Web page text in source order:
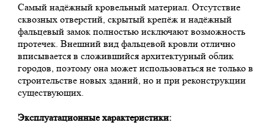
Самый надёжный кровельный материал. Отсутствие
сквозных отверстий, скрытый крепёж и надёжный
фальцевый замок полностью исключают возможность
протечек. Внешний вид фальцевой кровли отлично
вписывается в сложившийся архитектурный облик
городов, поэтому она может использоваться не только в
строительстве новых зданий, но и при реконструкции
существующих.
Эксплуатационные характеристики: